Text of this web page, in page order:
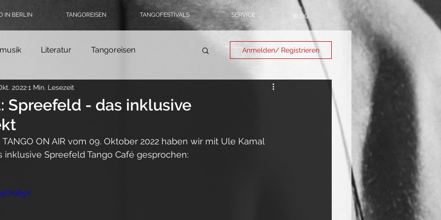
IN BERLIN TANGOREISEN TANGOFESTIVALS SERVICE BLOG
Literatur Tangoreisen
Tango-Logbuch
& Schuhe
Anmelden/ Registrieren
Spreefeld - das inklusive
20221 Min. Lesezeit
ON AIR vom 09. Oktober 2022 haben wir mit Ule Kamal
inklusive Spreefeld Tango Café gesprochen: